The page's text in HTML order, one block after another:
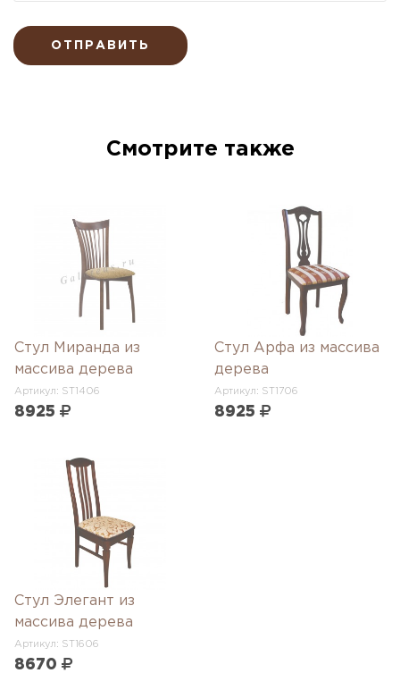
ОТПРАВИТЬ
Смотрите также
Стул Миранда из
массива дерева
Артикул: ST1406
8925
Стул Арфа из массива
дерева
Артикул: ST1706
8925
Стул Элегант из
массива дерева
Артикул: ST1606
8670